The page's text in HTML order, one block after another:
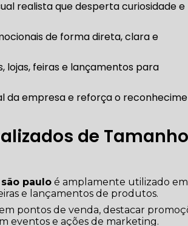
de Tamanho
paulo é amplamente utilizado em
e lançamentos de produtos.
pontos de venda, destacar
eventos e ações de marketing.